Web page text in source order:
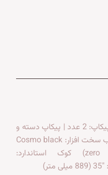
سیستم خرک: MR5 تعداد و نوع پیکاپ: 2 عدد | پیکاپ دسته و
بریج Bartolini BH2 Passive لعاب سخت افزار: Cosmo black
تعداد فرت: 24 (+ zero fret) کوک استاندارد: